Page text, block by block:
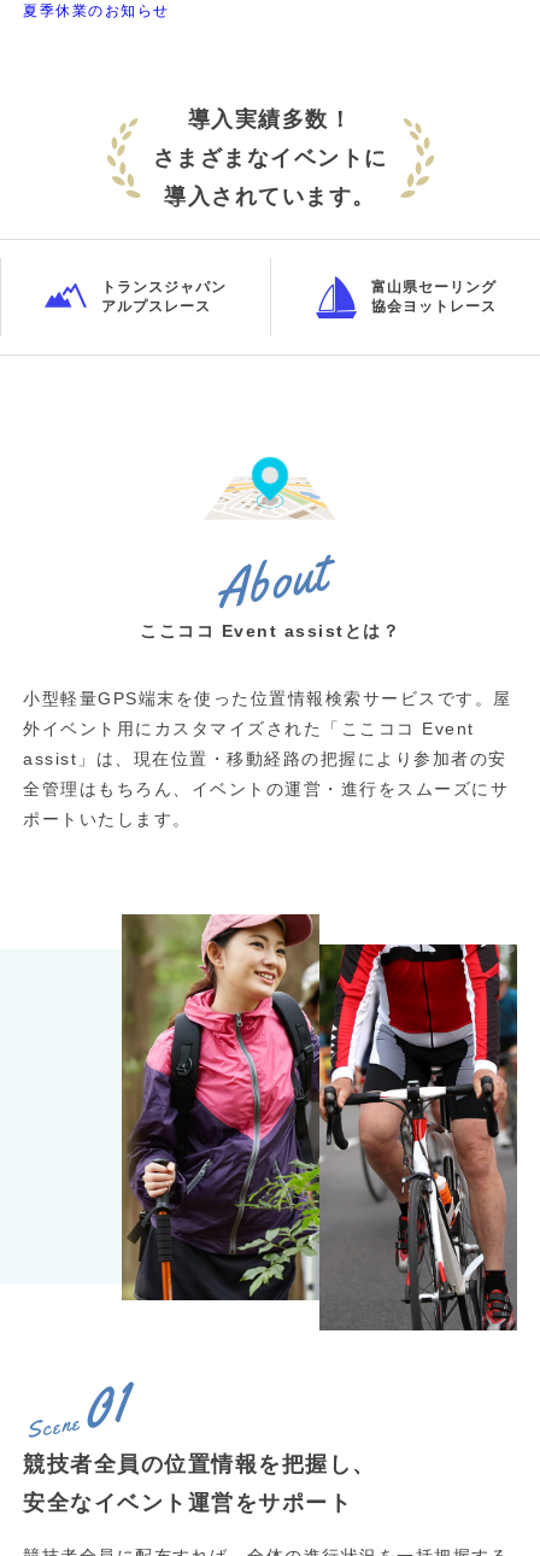
夏季休業のお知らせ
導入実績多数！
さまざまなイベントに
導入されています。
トランスジャパン
アルプスレース
富山県セーリング
協会ヨットレース
About
ここココ Event assistとは？
小型軽量GPS端末を使った位置情報検索サービスです。 屋
外イベント用にカスタマイズされた「ここココ Event
assist」は、 現在位置・移動経路の把握により参加者の安
全管理はもちろん、 イベントの運営・進行をスムーズにサ
ポートいたします。
Scene01
競技者全員の位置情報を把握し、
安全なイベント運営をサポート